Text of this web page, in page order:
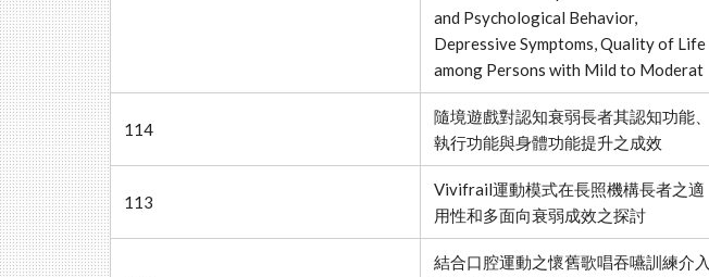
and Psychological Behavior,
Depressive Symptoms, Quality of Life
among Persons with Mild to Moderat
114
隨境遊戲對認知衰弱長者其認知功能、
執行功能與身體功能提升之成效
113
Vivifrail運動模式在長照機構長者之適
用性和多面向衰弱成效之探討
結合口腔運動之懷舊歌唱吞嚥訓練介入